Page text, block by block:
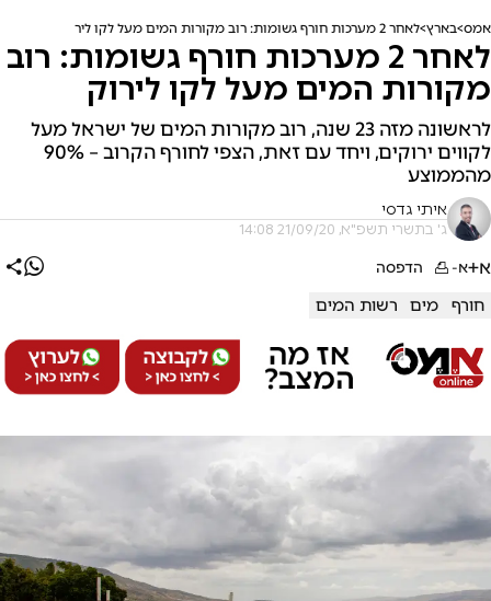
אמס בארץ לאחר 2 מערכות חורף גשומות: רוב מקורות המים מעל לקו לירוק
לאחר 2 מערכות חורף גשומות: רוב
מקורות המים מעל לקו לירוק
לראשונה מזה 23 שנה, רוב מקורות המים של ישראל מעל
לקווים ירוקים, ויחד עם זאת, הצפי לחורף הקרוב – 90%
מהממוצע
איתי גדסי
ג' בתשרי תשפ"א, 21/09/20 14:08
א+א- הדפסה
חורף מים רשות המים